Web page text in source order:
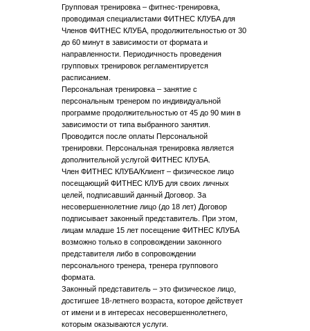
Групповая тренировка – фитнес-тренировка,
проводимая специалистами ФИТНЕС КЛУБА для
Членов ФИТНЕС КЛУБА, продолжительностью от 30
до 60 минут в зависимости от формата и
направленности. Периодичность проведения
групповых тренировок регламентируется
расписанием.
Персональная тренировка – занятие с
персональным тренером по индивидуальной
программе продолжительностью от 45 до 90 мин в
зависимости от типа выбранного занятия.
Проводится после оплаты Персональной
тренировки. Персональная тренировка является
дополнительной услугой ФИТНЕС КЛУБА.
Член ФИТНЕС КЛУБА/Клиент – физическое лицо
посещающий ФИТНЕС КЛУБ для своих личных
целей, подписавший данный Договор. За
несовершеннолетние лицо (до 18 лет) Договор
подписывает законный представитель. При этом,
лицам младше 15 лет посещение ФИТНЕС КЛУБА
возможно только в сопровождении законного
представителя либо в сопровождении
персонального тренера, тренера группового
формата.
Законный представитель – это физическое лицо,
достигшее 18-летнего возраста, которое действует
от имени и в интересах несовершеннолетнего,
которым оказываются услуги.